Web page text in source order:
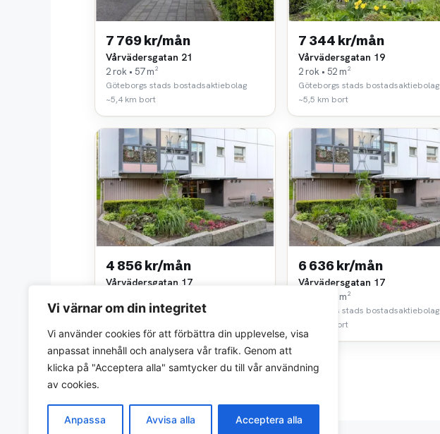
Vi värnar om din integritet
Vi använder cookies för att förbättra din upplevelse, visa
anpassat innehåll och analysera vår trafik. Genom att
klicka på "Acceptera alla" samtycker du till vår användning
av cookies.
Anpassa Avvisa alla Acceptera alla
7 769 kr/mån
Vårvädersgatan 21
2 rok • 57 m²
Göteborgs stads bostadsaktiebolag
~5,4 km bort
7 344 kr/mån
Vårvädersgatan 19
2 rok • 52 m²
Göteborgs stads bostadsaktiebolag
~5,5 km bort
4 856 kr/mån
Vårvädersgatan 17
Göteborgs stads bostadsaktiebolag
6 636 kr/mån
Vårvädersgatan 17
2 rok • 52 m²
Göteborgs stads bostadsaktiebolag
~5,5 km bort